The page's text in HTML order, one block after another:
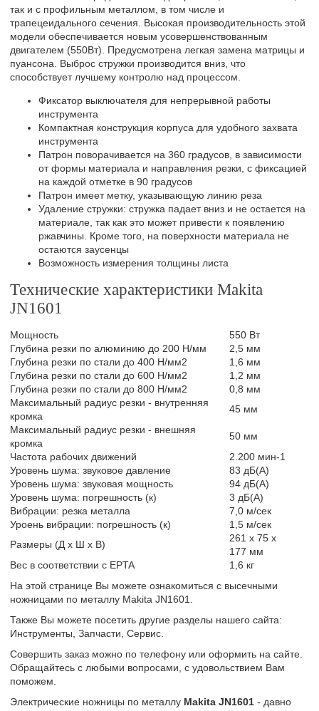
так и с профильным металлом, в том числе и
трапецеидального сечения. Высокая производительность этой
модели обеспечивается новым усовершенствованным
двигателем (550Вт). Предусмотрена легкая замена матрицы и
пуансона. Выброс стружки производится вниз, что
способствует лучшему контролю над процессом.
Фиксатор выключателя для непрерывной работы
инструмента
Компактная конструкция корпуса для удобного захвата
инструмента
Патрон поворачивается на 360 градусов, в зависимости
от формы материала и направления резки, с фиксацией
на каждой отметке в 90 градусов
Патрон имеет метку, указывающую линию реза
Удаление стружки: стружка падает вниз и не остается на
материале, так как это может привести к появлению
ржавчины. Кроме того, на поверхности материала не
остаются заусенцы
Возможность измерения толщины листа
Технические характеристики Makita
JN1601
Мощность
550 Вт
Глубина резки по алюминию до 200 Н/мм
2,5 мм
Глубина резки по стали до 400 Н/мм2
1,6 мм
Глубина резки по стали до 600 Н/мм2
1,2 мм
Глубина резки по стали до 800 Н/мм2
0,8 мм
Максимальный радиус резки - внутренняя
кромка
45 мм
Максимальный радиус резки - внешняя
кромка
50 мм
Частота рабочих движений
2.200 мин-1
Уровень шума: звуковое давление
83 дБ(А)
Уровень шума: звуковая мощность
94 дБ(А)
Уровень шума: погрешность (к)
3 дБ(А)
Вибрации: резка металла
7,0 м/сек
Уроень вибрации: погрешность (к)
1,5 м/сек
Размеры (Д х Ш х В)
261 x 75 x
177 мм
Вес в соответствии с EPTA
1,6 кг
На этой странице Вы можете ознакомиться с высечными
ножницами по металлу Makita JN1601.
Также Вы можете посетить другие разделы нашего сайта:
Инструменты, Запчасти, Сервис.
Совершить заказ можно по телефону или оформить на сайте.
Обращайтесь с любыми вопросами, с удовольствием Вам
поможем.
Электрические ножницы по металлу Makita JN1601 - давно